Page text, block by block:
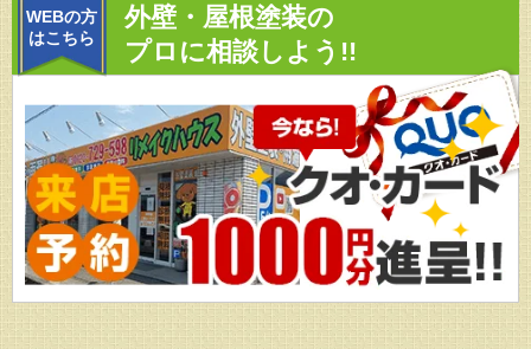
WEBの方
はこちら
外壁・屋根塗装の
プロに相談しよう!!